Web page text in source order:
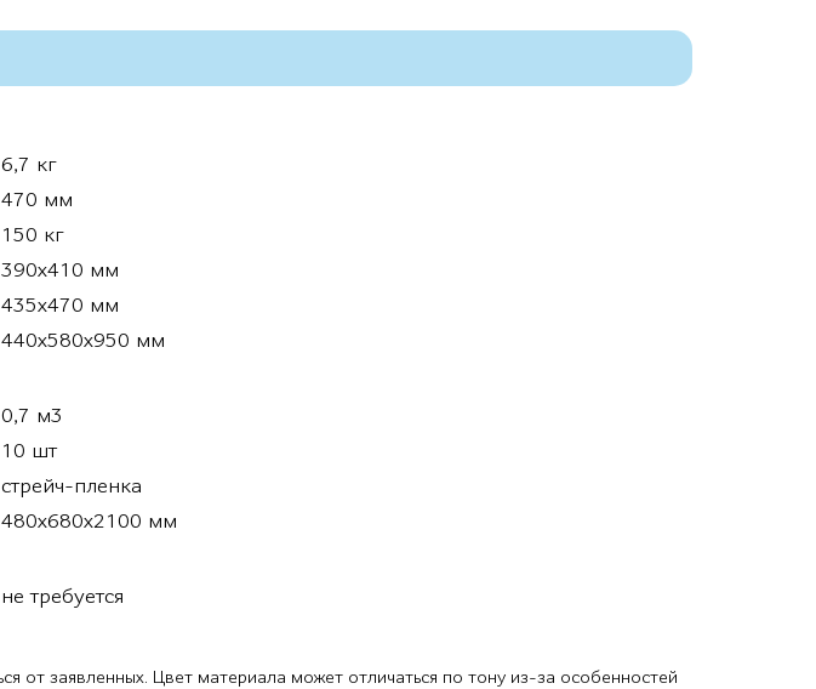
6,7 кг
470 мм
150 кг
390х410 мм
435х470 мм
440х580х950 мм
0,7 м3
10 шт
стрейч-пленка
480х680х2100 мм
не требуется
от заявленных. Цвет материала может отличаться по тону из-за особенностей